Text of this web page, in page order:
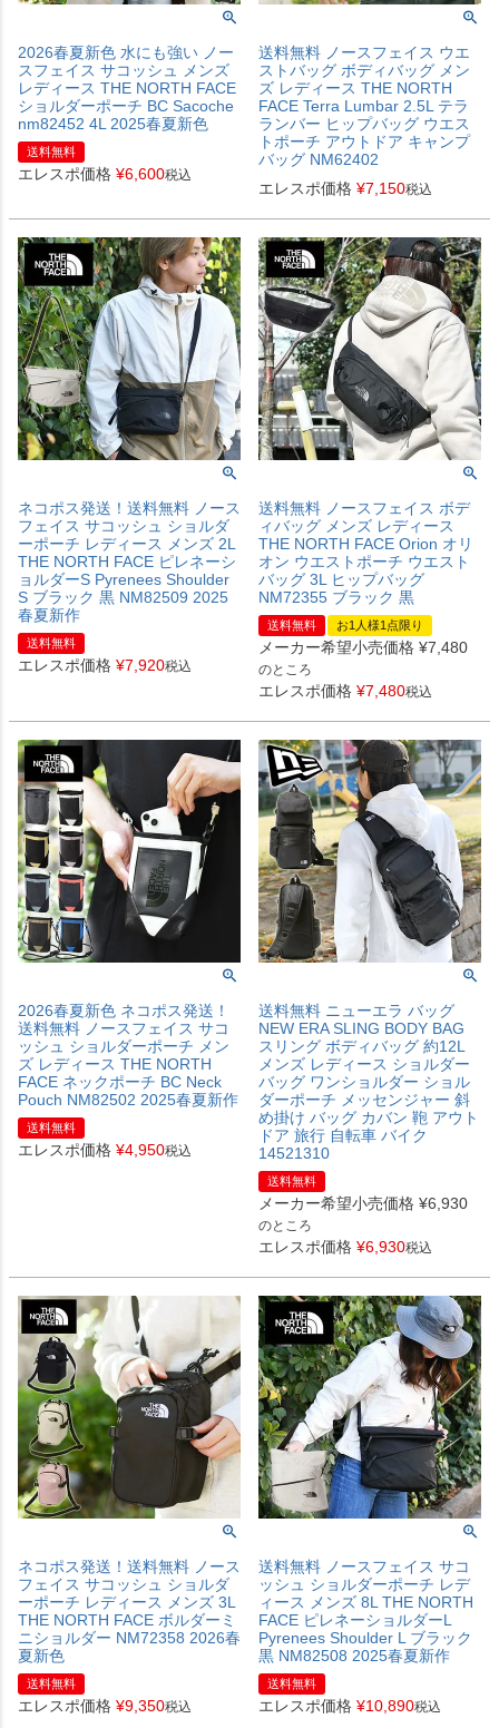
2026春夏新色 水にも強い ノー
スフェイス サコッシュ メンズ
レディース THE NORTH FACE
ショルダーポーチ BC Sacoche
nm82452 4L 2025春夏新色
送料無料
エレスポ価格 ¥6,600税込
送料無料 ノースフェイス ウエ
ストバッグ ボディバッグ メン
ズ レディース THE NORTH
FACE Terra Lumbar 2.5L テラ
ランバー ヒップバッグ ウエス
トポーチ アウトドア キャンプ
バッグ NM62402
エレスポ価格 ¥7,150税込
ネコポス発送！送料無料 ノース
フェイス サコッシュ ショルダ
ーポーチ レディース メンズ 2L
THE NORTH FACE ピレネーシ
ョルダーS Pyrenees Shoulder
S ブラック 黒 NM82509 2025
春夏新作
送料無料
エレスポ価格 ¥7,920税込
送料無料 ノースフェイス ボデ
ィバッグ メンズ レディース
THE NORTH FACE Orion オリ
オン ウエストポーチ ウエスト
バッグ 3L ヒップバッグ
NM72355 ブラック 黒
送料無料 お1人様1点限り
メーカー希望小売価格 ¥7,480
のところ
エレスポ価格 ¥7,480税込
2026春夏新色 ネコポス発送！
送料無料 ノースフェイス サコ
ッシュ ショルダーポーチ メン
ズ レディース THE NORTH
FACE ネックポーチ BC Neck
Pouch NM82502 2025春夏新作
送料無料
エレスポ価格 ¥4,950税込
送料無料 ニューエラ バッグ
NEW ERA SLING BODY BAG
スリング ボディバッグ 約12L
メンズ レディース ショルダー
バッグ ワンショルダー ショル
ダーポーチ メッセンジャー 斜
め掛け バッグ カバン 鞄 アウト
ドア 旅行 自転車 バイク
14521310
送料無料
メーカー希望小売価格 ¥6,930
のところ
エレスポ価格 ¥6,930税込
ネコポス発送！送料無料 ノース
フェイス サコッシュ ショルダ
ーポーチ レディース メンズ 3L
THE NORTH FACE ボルダーミ
ニショルダー NM72358 2026春
夏新色
送料無料
エレスポ価格 ¥9,350税込
送料無料 ノースフェイス サコ
ッシュ ショルダーポーチ レデ
ィース メンズ 8L THE NORTH
FACE ピレネーショルダーL
Pyrenees Shoulder L ブラック
黒 NM82508 2025春夏新作
送料無料
エレスポ価格 ¥10,890税込